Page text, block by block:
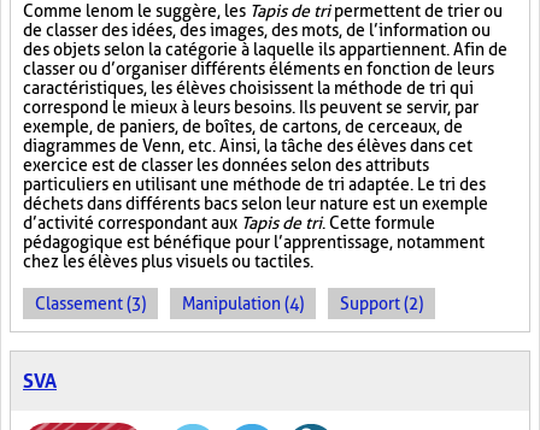
Comme le nom le suggère, les Tapis de tripermettent de trier ou
de classer des idées, des images, des mots, de l’information ou
des objets selon la catégorie à laquelle ils appartiennent. Afin de
classer ou d’organiser différents éléments en fonction de leurs
caractéristiques, les élèves choisissent la méthode de tri qui
correspond le mieux à leurs besoins. Ils peuvent se servir, par
exemple, de paniers, de boîtes, de cartons, de cerceaux, de
diagrammes de Venn, etc. Ainsi, la tâche des élèves dans cet
exercice est de classer les données selon des attributs
particuliers en utilisant une méthode de tri adaptée. Le tri des
déchets dans différents bacs selon leur nature est un exemple
d’activité correspondant aux Tapis de tri. Cette formule
pédagogique est bénéfique pour l’apprentissage, notamment
chez les élèves plus visuels ou tactiles.
Classement (3) Manipulation (4) Support (2)
SVA